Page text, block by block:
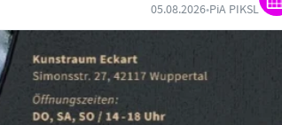
PiA PIKSL
•
05.08.2026